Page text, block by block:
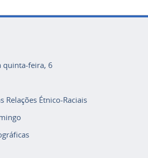
quinta-feira, 6
Relações Étnico-Raciais